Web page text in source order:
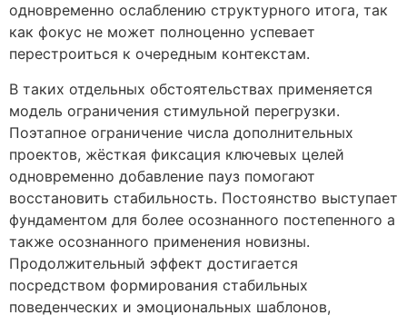
одновременно ослаблению структурного итога, так
как фокус не может полноценно успевает
перестроиться к очередным контекстам.
В таких отдельных обстоятельствах применяется
модель ограничения стимульной перегрузки.
Поэтапное ограничение числа дополнительных
проектов, жёсткая фиксация ключевых целей
одновременно добавление пауз помогают
восстановить стабильность. Постоянство выступает
фундаментом для более осознанного постепенного а
также осознанного применения новизны.
Продолжительный эффект достигается
посредством формирования стабильных
поведенческих и эмоциональных шаблонов,